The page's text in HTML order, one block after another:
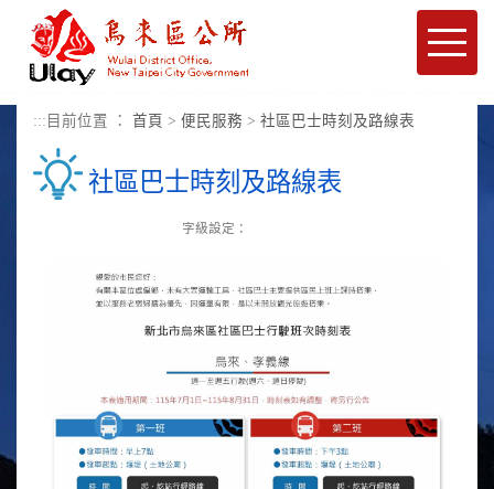
進入內容區塊
Toggle
::: 目前位置 ： 首頁 > 便民服務 > 社區巴士時刻及路線表
社區巴士時刻及路線表
字級設定：